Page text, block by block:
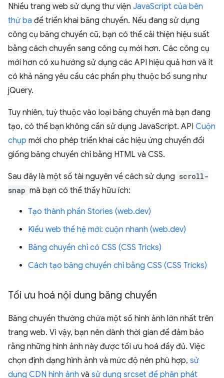
Nhiều trang web sử dụng thư viện JavaScript của bên
thứ ba để triển khai băng chuyền. Nếu đang sử dụng
công cụ băng chuyền cũ, bạn có thể cải thiện hiệu suất
bằng cách chuyển sang công cụ mới hơn. Các công cụ
mới hơn có xu hướng sử dụng các API hiệu quả hơn và ít
có khả năng yêu cầu các phần phụ thuộc bổ sung như
jQuery.
Tuy nhiên, tuỳ thuộc vào loại băng chuyền mà bạn đang
tạo, có thể bạn không cần sử dụng JavaScript. API Cuộn
chụp mới cho phép triển khai các hiệu ứng chuyển đổi
giống băng chuyền chỉ bằng HTML và CSS.
Sau đây là một số tài nguyên về cách sử dụng scroll-
snap mà bạn có thể thấy hữu ích:
Tạo thành phần Stories (web.dev)
Kiểu web thế hệ mới: cuộn nhanh (web.dev)
Băng chuyền chỉ có CSS (CSS Tricks)
Cách tạo băng chuyền chỉ bằng CSS (CSS Tricks)
Tối ưu hoá nội dung băng chuyền
Băng chuyền thường chứa một số hình ảnh lớn nhất trên
trang web. Vì vậy, bạn nên dành thời gian để đảm bảo
rằng những hình ảnh này được tối ưu hoá đầy đủ. Việc
chọn định dạng hình ảnh và mức độ nén phù hợp, sử
dụng CDN hình ảnh và sử dụng srcset để phân phát